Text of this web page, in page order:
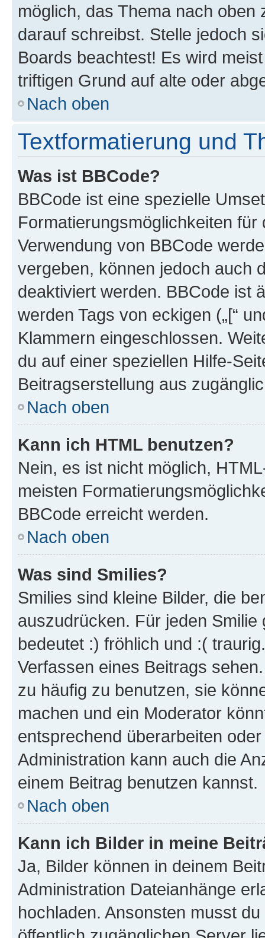
möglich, das Thema nach oben
darauf schreibst. Stelle jedoch
Boards beachtest! Es wird
triftigen Grund auf alte oder
Nach oben
Textformatierung und
Was ist BBCode?
BBCode ist eine spezielle
Formatierungsmöglichkeiten
Verwendung von BBCode
vergeben, können jedoch auch
deaktiviert werden. BBCode ist
werden Tags von eckigen („[“
Klammern eingeschlossen.
du auf einer speziellen Hilfe-
Beitragserstellung aus
Nach oben
Kann ich HTML benutzen?
Nein, es ist nicht möglich,
meisten
BBCode erreicht werden.
Nach oben
Was sind Smilies?
Smilies sind kleine Bilder, die
auszudrücken. Für jeden
bedeutet :) fröhlich und :(
Verfassen eines Beitrags
zu häufig zu benutzen, sie
machen und ein Moderator
entsprechend überarbeiten
Administration kann auch die
einem Beitrag benutzen kannst.
Nach oben
Kann ich Bilder in meine
Ja, Bilder können in deinem
Administration Dateianhänge
hochladen. Ansonsten musst